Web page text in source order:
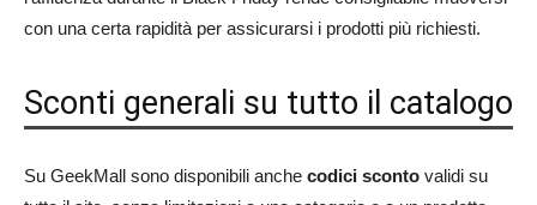
con una certa rapidità per assicurarsi i prodotti più richiesti.
Sconti generali su tutto il catalogo
Su GeekMall sono disponibili anche codici sconto validi su